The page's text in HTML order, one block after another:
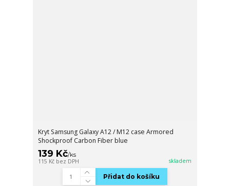
Kryt Samsung Galaxy A12 / M12 case Armored
Shockproof Carbon Fiber blue
139 Kč/ks
115 Kč bez DPH skladem
Přidat do košíku